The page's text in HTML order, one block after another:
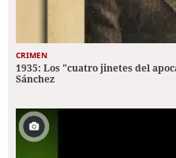
CRIMEN
1935: Los "cuatro jinetes del
Sánchez